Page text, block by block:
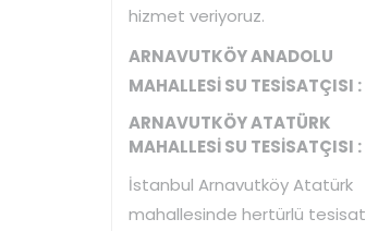
hizmet veriyoruz.
ARNAVUTKÖY ANADOLU
MAHALLESİ SU TESİSATÇISI :
ARNAVUTKÖY ATATÜRK
MAHALLESİ SU TESİSATÇISI :
İstanbul Arnavutköy Atatürk
mahallesinde hertürlü tesisat